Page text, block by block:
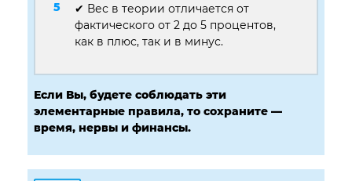
✔ Вес в теории отличается от
фактического от 2 до 5 процентов,
как в плюс, так и в минус.
Если Вы, будете соблюдать эти
элементарные правила, то сохраните —
время, нервы и финансы.